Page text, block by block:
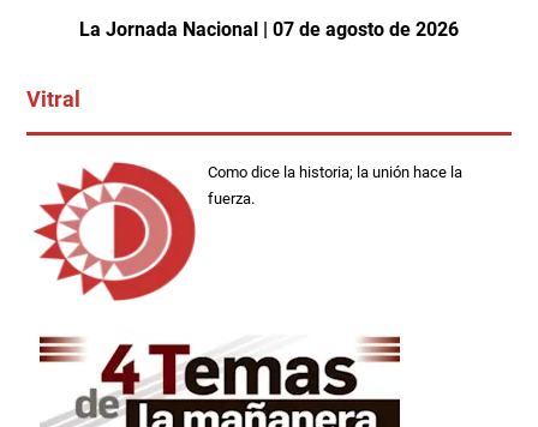
La Jornada Nacional | 07 de agosto de 2026
Vitral
Como dice la historia; la unión hace la
fuerza.